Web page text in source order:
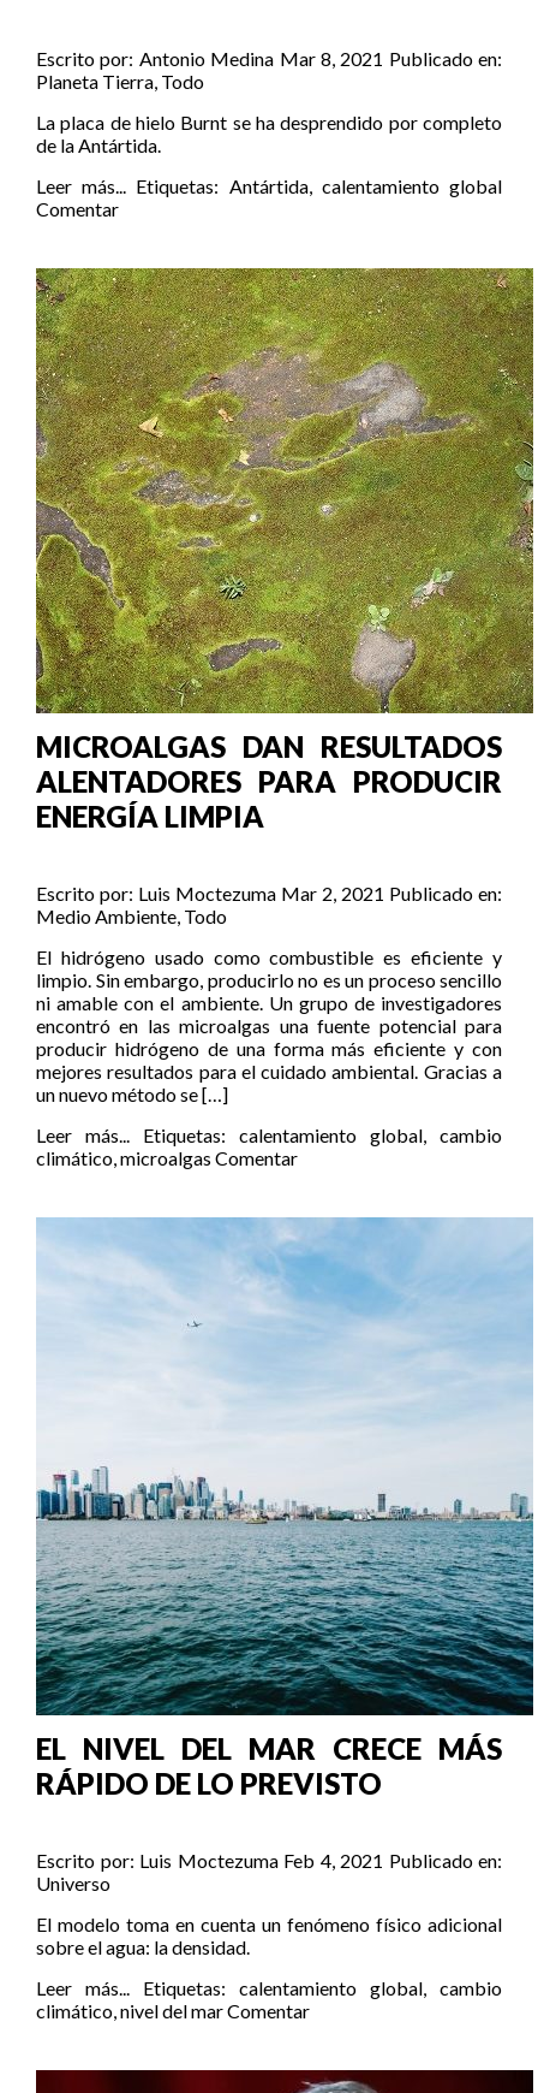
Escrito por: Antonio Medina Mar 8, 2021 Publicado en:
Planeta Tierra, Todo
La placa de hielo Burnt se ha desprendido por completo
de la Antártida.
Leer más... Etiquetas: Antártida, calentamiento global
Comentar
MICROALGAS DAN RESULTADOS
ALENTADORES PARA PRODUCIR
ENERGÍA LIMPIA
Escrito por: Luis Moctezuma Mar 2, 2021 Publicado en:
Medio Ambiente, Todo
El hidrógeno usado como combustible es eficiente y
limpio. Sin embargo, producirlo no es un proceso sencillo
ni amable con el ambiente. Un grupo de investigadores
encontró en las microalgas una fuente potencial para
producir hidrógeno de una forma más eficiente y con
mejores resultados para el cuidado ambiental. Gracias a
un nuevo método se […]
Leer más...
Etiquetas: calentamiento global, cambio
climático,microalgas Comentar
EL NIVEL DEL MAR CRECE MÁS
RÁPIDO DE LO PREVISTO
Escrito por: Luis Moctezuma Feb 4, 2021 Publicado en:
Universo
El modelo toma en cuenta un fenómeno físico adicional
sobre el agua: la densidad.
Leer más...
Etiquetas: calentamiento global, cambio
climático,nivel del marComentar